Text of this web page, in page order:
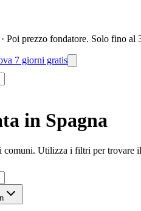
· Poi prezzo fondatore. Solo fino al
7 giorni gratis
in Spagna
Utilizza i filtri per trovare il